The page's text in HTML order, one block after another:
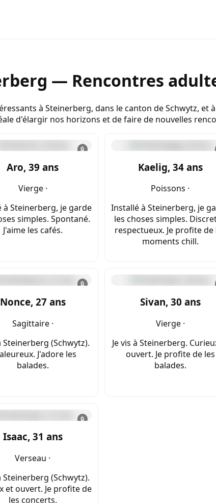
— Rencontres
à Steinerberg, dans le canton de Schwytz,
d'élargir nos horizons et de faire de nouvelles
🔒
Aro, 39 ans
Vierge ·
à Steinerberg, je garde
simples. Spontané.
J'aime les cafés.
Kaelig, 34 ans
Poissons ·
Installé à Steinerberg, je
les choses simples.
respectueux. Je profite de
moments chill.
🔒
Nonce, 27 ans
Sagittaire ·
Steinerberg (Schwytz).
J'adore les
balades.
Sivan, 30 ans
Vierge ·
Je vis à Steinerberg.
ouvert. Je profite de les
balades.
🔒
Isaac, 31 ans
Verseau ·
Steinerberg (Schwytz).
et ouvert. Je profite de
les concerts.